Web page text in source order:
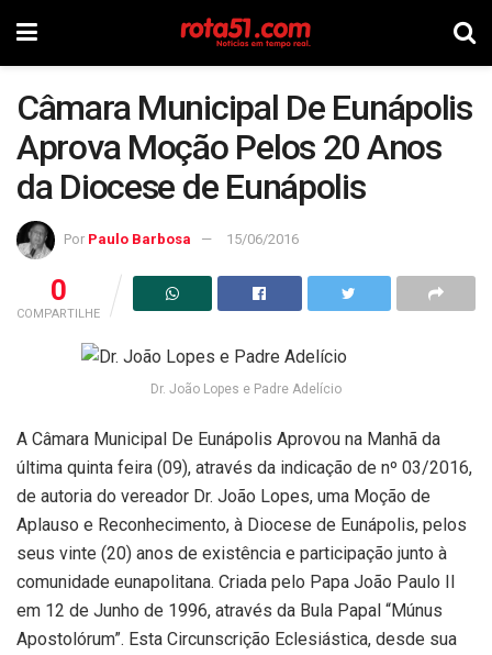
Câmara Municipal De Eunápolis
Aprova Moção Pelos 20 Anos
da Diocese de Eunápolis
Por Paulo Barbosa 15/06/2016
0
COMPARTILHE
Dr. João Lopes e Padre Adelício
A Câmara Municipal De Eunápolis Aprovou na Manhã da
última quinta feira (09), através da indicação de nº 03/2016,
de autoria do vereador Dr. João Lopes, uma Moção de
Aplauso e Reconhecimento, à Diocese de Eunápolis, pelos
seus vinte (20) anos de existência e participação junto à
comunidade eunapolitana. Criada pelo Papa João Paulo II
em 12 de Junho de 1996, através da Bula Papal “Múnus
Apostolórum”. Esta Circunscrição Eclesiástica, desde sua